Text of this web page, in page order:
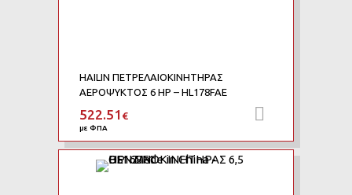
HAILIN ΠΕΤΡΕΛΑΙΟΚΙΝΗΤΗΡΑΣ
ΑΕΡΟΨΥΚΤΟΣ 6 HP – HL178FAE
522.51€
με ΦΠΑ